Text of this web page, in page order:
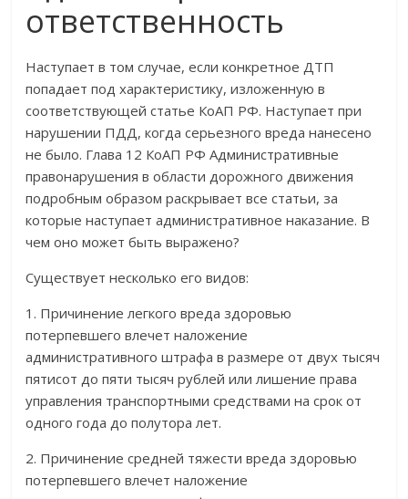
ответственность
Наступает в том случае, если конкретное ДТП
попадает под характеристику, изложенную в
соответствующей статье КоАП РФ. Наступает при
нарушении ПДД, когда серьезного вреда нанесено
не было. Глава 12 КоАП РФ Административные
правонарушения в области дорожного движения
подробным образом раскрывает все статьи, за
которые наступает административное наказание. В
чем оно может быть выражено?
Существует несколько его видов:
1. Причинение легкого вреда здоровью
потерпевшего влечет наложение
административного штрафа в размере от двух тысяч
пятисот до пяти тысяч рублей или лишение права
управления транспортными средствами на срок от
одного года до полутора лет.
2. Причинение средней тяжести вреда здоровью
потерпевшего влечет наложение